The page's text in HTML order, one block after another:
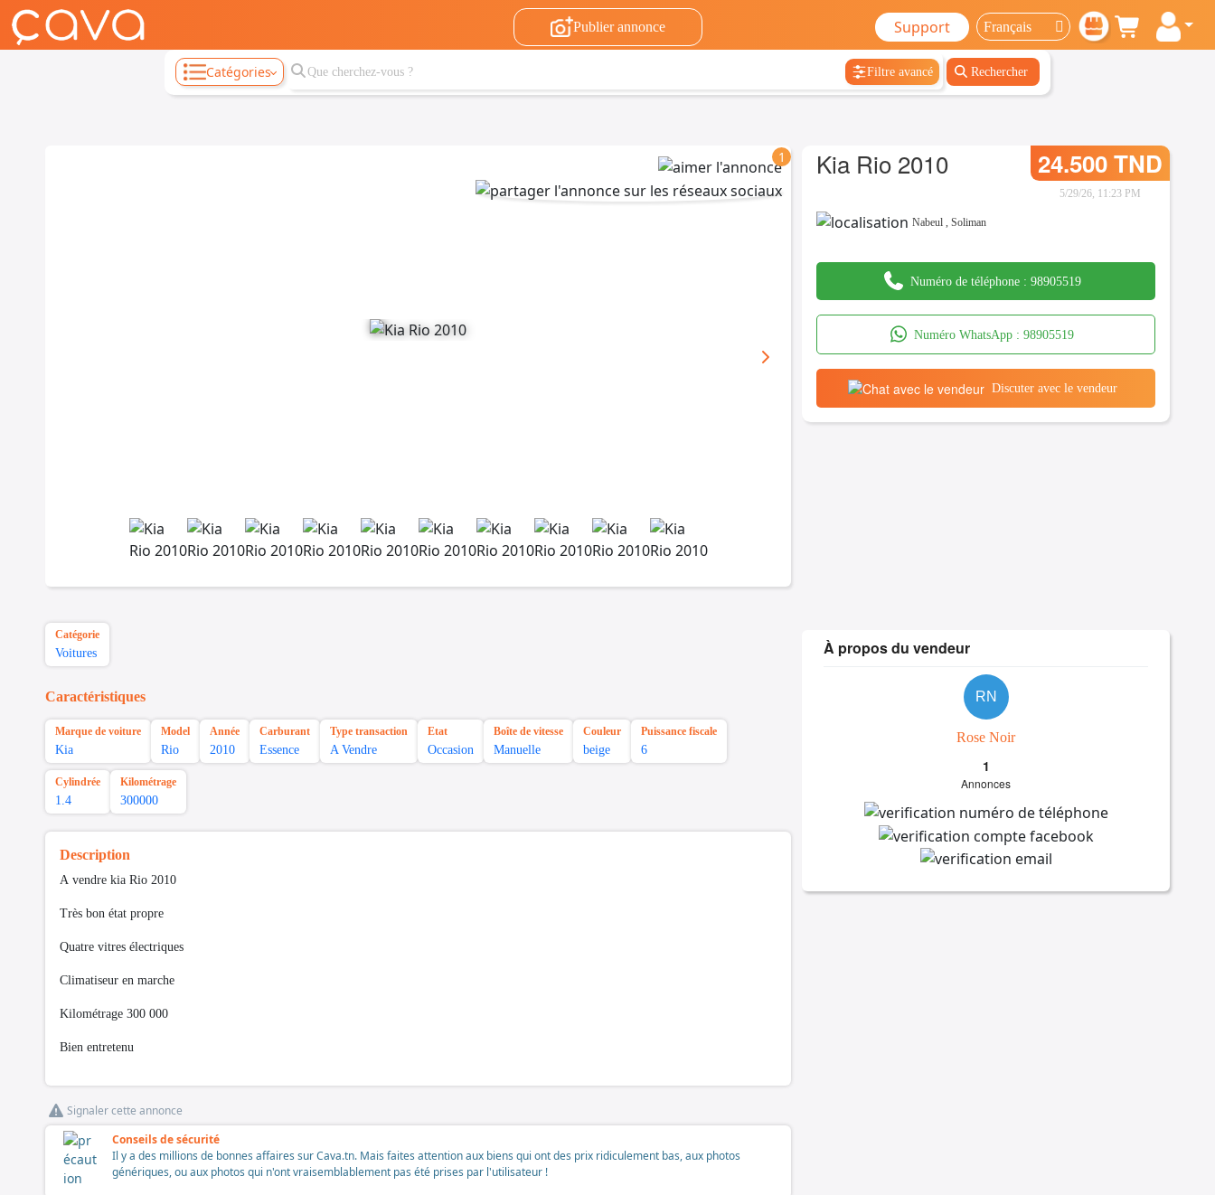
Publier annonce Support
Catégories Filtre avancé Rechercher
1 Kia Rio 2010 24.500 TND
5/29/26, 11:23 PM
Nabeul ,Soliman
Numéro de téléphone : 98905519
Numéro WhatsApp :98905519
Discuter avec le vendeur
Catégorie
Voitures
Caractéristiques
Marque de voiture
Kia
Model
Rio
Année
2010
Carburant
Essence
Type transaction
A Vendre
Etat
Occasion
Boîte de vitesse
Manuelle
Couleur
beige
Puissance fiscale
6
Cylindrée
1.4
Kilométrage
300000
Description
A vendre kia Rio 2010
Très bon état propre
Quatre vitres électriques
Climatiseur en marche
Kilométrage 300 000
Bien entretenu
Signaler cette annonce
Conseils de sécurité
Il y a des millions de bonnes affaires sur Cava.tn. Mais faites attention aux biens qui ont des prix ridiculement bas, aux photos
génériques, ou aux photos qui n'ont vraisemblablement pas été prises par l'utilisateur !
À propos du vendeur
RN
Rose Noir
1
Annonces